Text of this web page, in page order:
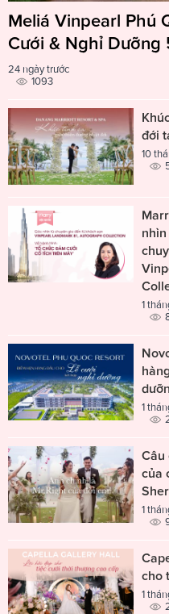
Meliá Vinpearl Phú
Cưới & Nghỉ
24 ngày trước
1093
đới
10
1
1
Câu
của
1
cho
1